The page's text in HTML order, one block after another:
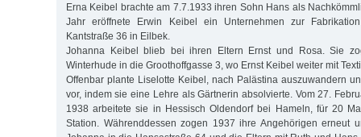
Erna Keibel brachte am 7.7.1933 ihren Sohn Hans als
Jahr eröffnete Erwin Keibel ein Unternehmen zur
Kantstraße 36 in Eilbek.
Johanna Keibel blieb bei ihren Eltern Ernst und Rosa. Sie
Winterhude in die Groothoffgasse 3, wo Ernst Keibel weiter mit
Offenbar plante Liselotte Keibel, nach Palästina auszuwandern
vor, indem sie eine Lehre als Gärtnerin absolvierte. Vom 27.
1938 arbeitete sie in Hessisch Oldendorf bei Hameln, für 20
Station. Währenddessen zogen 1937 ihre Angehörigen erneut